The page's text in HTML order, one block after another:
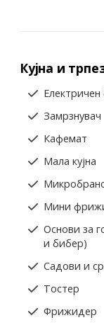
Кујна и
Замрзнувач
Кафемат
Мала кујна
Мини
Основи за
и бибер)
Садови и
Тостер
Фрижидер